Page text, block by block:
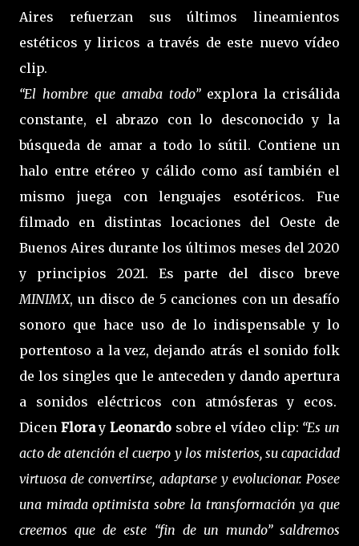
Aires refuerzan sus últimos lineamientos
estéticos y liricos a través de este nuevo vídeo
clip.
“El hombre que amaba todo” explora la crisálida
constante, el abrazo con lo desconocido y la
búsqueda de amar a todo lo sútil. Contiene un
halo entre etéreo y cálido como así también el
mismo juega con lenguajes esotéricos. Fue
filmado en distintas locaciones del Oeste de
Buenos Aires durante los últimos meses del 2020
y principios 2021. Es parte del disco breve
MINIMX, un disco de 5 canciones con un desafío
sonoro que hace uso de lo indispensable y lo
portentoso a la vez, dejando atrás el sonido folk
de los singles que le anteceden y dando apertura
a sonidos eléctricos con atmósferas y ecos.
Dicen FlorayLeonardo sobre el vídeo clip: “Es un
acto de atención el cuerpo y los misterios, su capacidad
virtuosa de convertirse, adaptarse y evolucionar. Posee
una mirada optimista sobre la transformación ya que
creemos que de este “fin de un mundo” saldremos